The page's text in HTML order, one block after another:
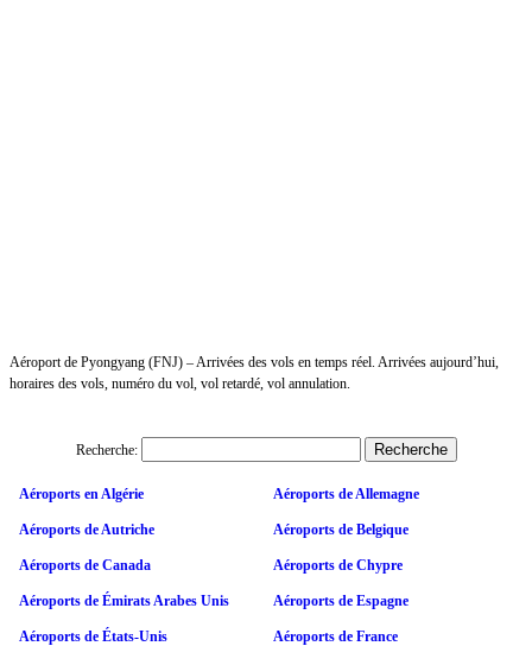
Aéroport de Pyongyang (FNJ) – Arrivées des vols en temps réel. Arrivées aujourd’hui,
horaires des vols, numéro du vol, vol retardé, vol annulation.
Recherche:
Aéroports en Algérie Aéroports de Allemagne
Aéroports de Autriche Aéroports de Belgique
Aéroports de Canada Aéroports de Chypre
Aéroports de Émirats Arabes Unis Aéroports de Espagne
Aéroports de États-Unis Aéroports de France